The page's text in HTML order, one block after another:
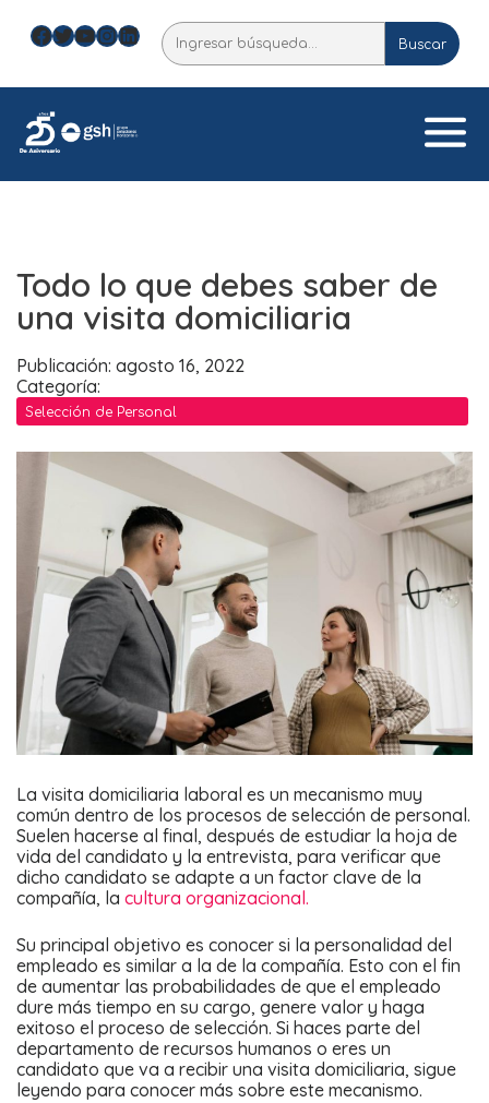
Facebook
Twitter
YouTube
Instagram
LinkedIn
Buscar
Buscar
Todo lo que debes saber de
una visita domiciliaria
Publicación: agosto 16, 2022
Categoría:
Selección de Personal
La visita domiciliaria laboral es un mecanismo muy
común dentro de los procesos de selección de personal.
Suelen hacerse al final, después de estudiar la hoja de
vida del candidato y la entrevista, para verificar que
dicho candidato se adapte a un factor clave de la
compañía, la cultura organizacional.
Su principal objetivo es conocer si la personalidad del
empleado es similar a la de la compañía. Esto con el fin
de aumentar las probabilidades de que el empleado
dure más tiempo en su cargo, genere valor y haga
exitoso el proceso de selección. Si haces parte del
departamento de recursos humanos o eres un
candidato que va a recibir una visita domiciliaria, sigue
leyendo para conocer más sobre este mecanismo.